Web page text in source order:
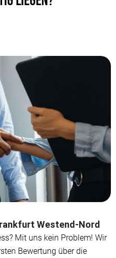
Westend-Nord
Mit uns kein Problem! Wir
Bewertung über die